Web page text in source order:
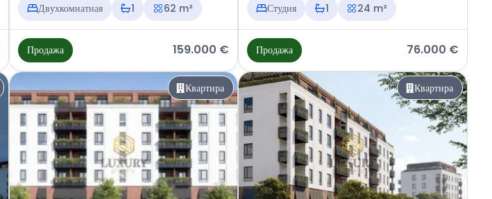
Двухкомнатная
1 62 m²
Продажа 159.000 €
Студия
1 24 m²
Продажа 76.000 €
Квартира Квартира